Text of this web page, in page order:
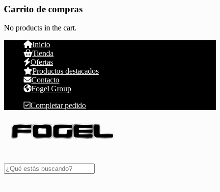
Carrito de compras
No products in the cart.
Inicio
Tienda
Ofertas
Productos destacados
Contacto
Fogel Group
Completar pedido